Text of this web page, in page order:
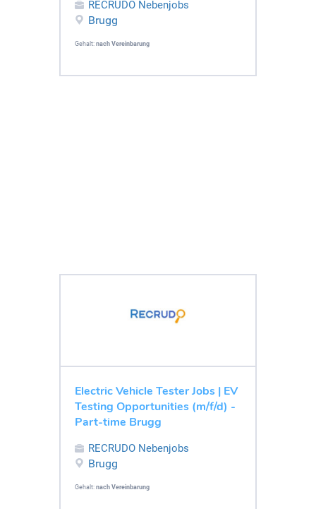
RECRUDO Nebenjobs
Brugg
Gehalt: nach Vereinbarung
Electric Vehicle Tester Jobs | EV
Testing Opportunities (m/f/d) -
Part-time Brugg
RECRUDO Nebenjobs
Brugg
Gehalt: nach Vereinbarung